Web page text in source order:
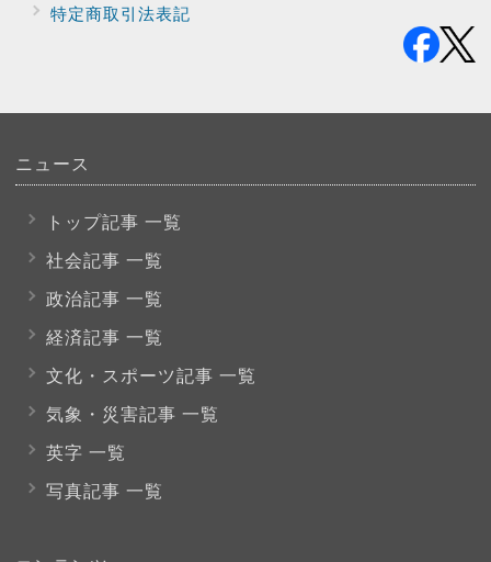
特定商取引法表記
ニュース
トップ記事 一覧
社会記事 一覧
政治記事 一覧
経済記事 一覧
文化・スポーツ記事 一覧
気象・災害記事 一覧
英字 一覧
写真記事 一覧